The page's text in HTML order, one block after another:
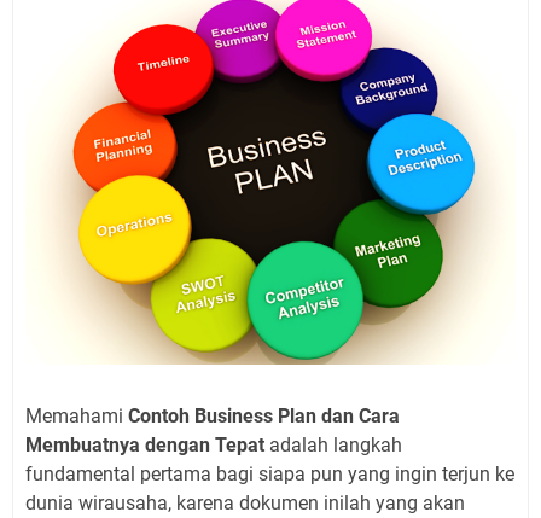
Memahami Contoh Business Plan dan Cara
Membuatnya dengan Tepat adalah langkah
fundamental pertama bagi siapa pun yang ingin terjun ke
dunia wirausaha, karena dokumen inilah yang akan